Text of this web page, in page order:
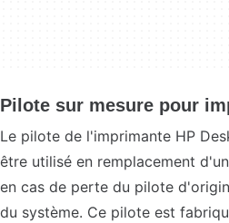
Pilote sur mesure pour
Le pilote de l'imprimante HP
être utilisé en remplacement
en cas de perte du pilote
du système. Ce pilote est